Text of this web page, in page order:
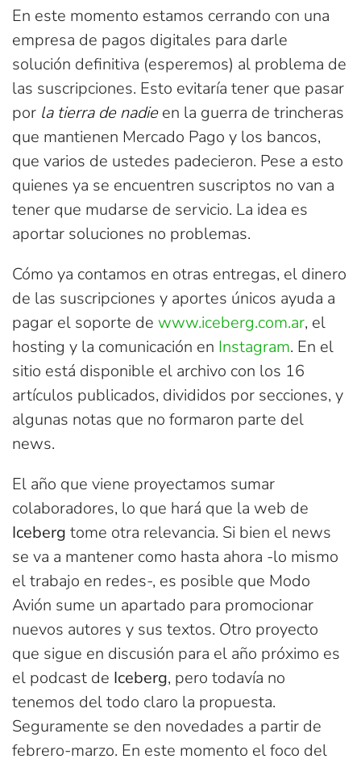
En este momento estamos cerrando con una
empresa de pagos digitales para darle
solución definitiva (esperemos) al problema de
las suscripciones. Esto evitaría tener que pasar
por la tierra de nadieen la guerra de trincheras
que mantienen Mercado Pago y los bancos,
que varios de ustedes padecieron. Pese a esto
quienes ya se encuentren suscriptos no van a
tener que mudarse de servicio. La idea es
aportar soluciones no problemas.
Cómo ya contamos en otras entregas, el dinero
de las suscripciones y aportes únicos ayuda a
pagar el soporte de www.iceberg.com.ar, el
hosting y la comunicación en Instagram. En el
sitio está disponible el archivo con los 16
artículos publicados, divididos por secciones, y
algunas notas que no formaron parte del
news.
El año que viene proyectamos sumar
colaboradores, lo que hará que la web de
Iceberg tome otra relevancia. Si bien el news
se va a mantener como hasta ahora -lo mismo
el trabajo en redes-, es posible que Modo
Avión sume un apartado para promocionar
nuevos autores y sus textos. Otro proyecto
que sigue en discusión para el año próximo es
el podcast de Iceberg, pero todavía no
tenemos del todo claro la propuesta.
Seguramente se den novedades a partir de
febrero-marzo. En este momento el foco del